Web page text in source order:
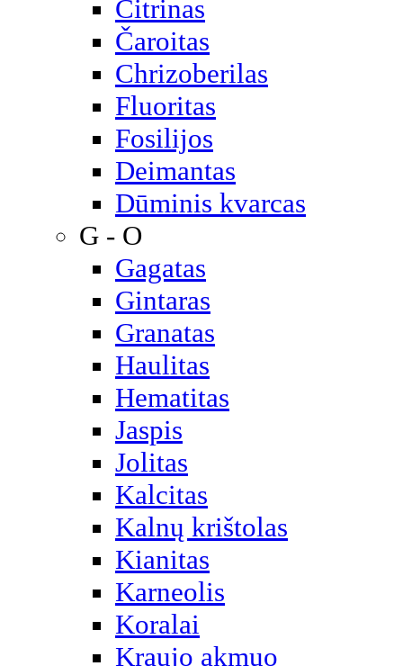
Citrinas
Čaroitas
Chrizoberilas
Fluoritas
Fosilijos
Deimantas
Dūminis kvarcas
G - O
Gagatas
Gintaras
Granatas
Haulitas
Hematitas
Jaspis
Jolitas
Kalcitas
Kalnų krištolas
Kianitas
Karneolis
Koralai
Kraujo akmuo